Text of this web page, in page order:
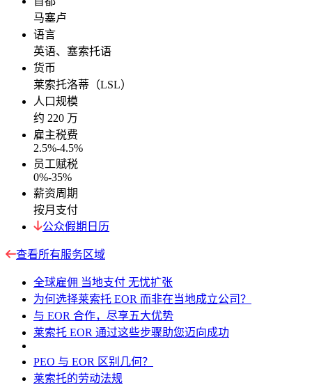
马塞卢
语言
英语、塞索托语
货币
莱索托洛蒂（LSL）
人口规模
约 220 万
雇主税费
2.5%-4.5%
员工赋税
0%-35%
薪资周期
按月支付
公众假期日历
查看所有服务区域
全球雇佣 当地支付 无忧扩张
为何选择莱索托 EOR 而非在当地成立公司？
与 EOR 合作，尽享五大优势
莱索托 EOR 通过这些步骤助您迈向成功
PEO 与 EOR 区别几何？
莱索托的劳动法规